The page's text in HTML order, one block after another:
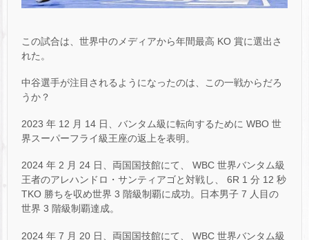
この試合は、世界中のメディアから年間最高 KO 賞に選出さ
れた。
中谷選手が注目されるようになったのは、この一戦からだろ
うか？
2023 年 12 月 14 日、バンタム級に転向するために WBO 世
界スーパーフライ級王座の返上を表明。
2024 年 2 月 24 日、両国国技館にて、 WBC 世界バンタム級
王者のアレハンドロ・サンティアゴと対戦し、 6R 1 分 12 秒
TKO 勝ちを収め世界 3 階級制覇に成功。日本男子 7 人目の
世界 3 階級制覇達成。
2024 年 7 月 20 日、両国国技館にて、 WBC 世界バンタム級